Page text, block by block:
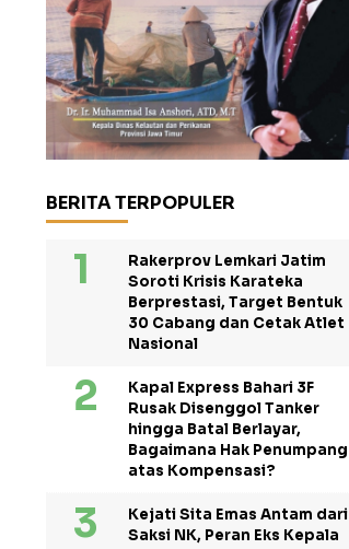
BERITA TERPOPULER
Rakerprov Lemkari Jatim
Soroti Krisis Karateka
Berprestasi, Target Bentuk
30 Cabang dan Cetak Atlet
Nasional
Kapal Express Bahari 3F
Rusak Disenggol Tanker
hingga Batal Berlayar,
Bagaimana Hak Penumpang
atas Kompensasi?
Kejati Sita Emas Antam dari
Saksi NK, Peran Eks Kepala